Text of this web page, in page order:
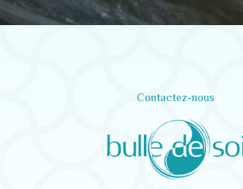
Contactez-nous